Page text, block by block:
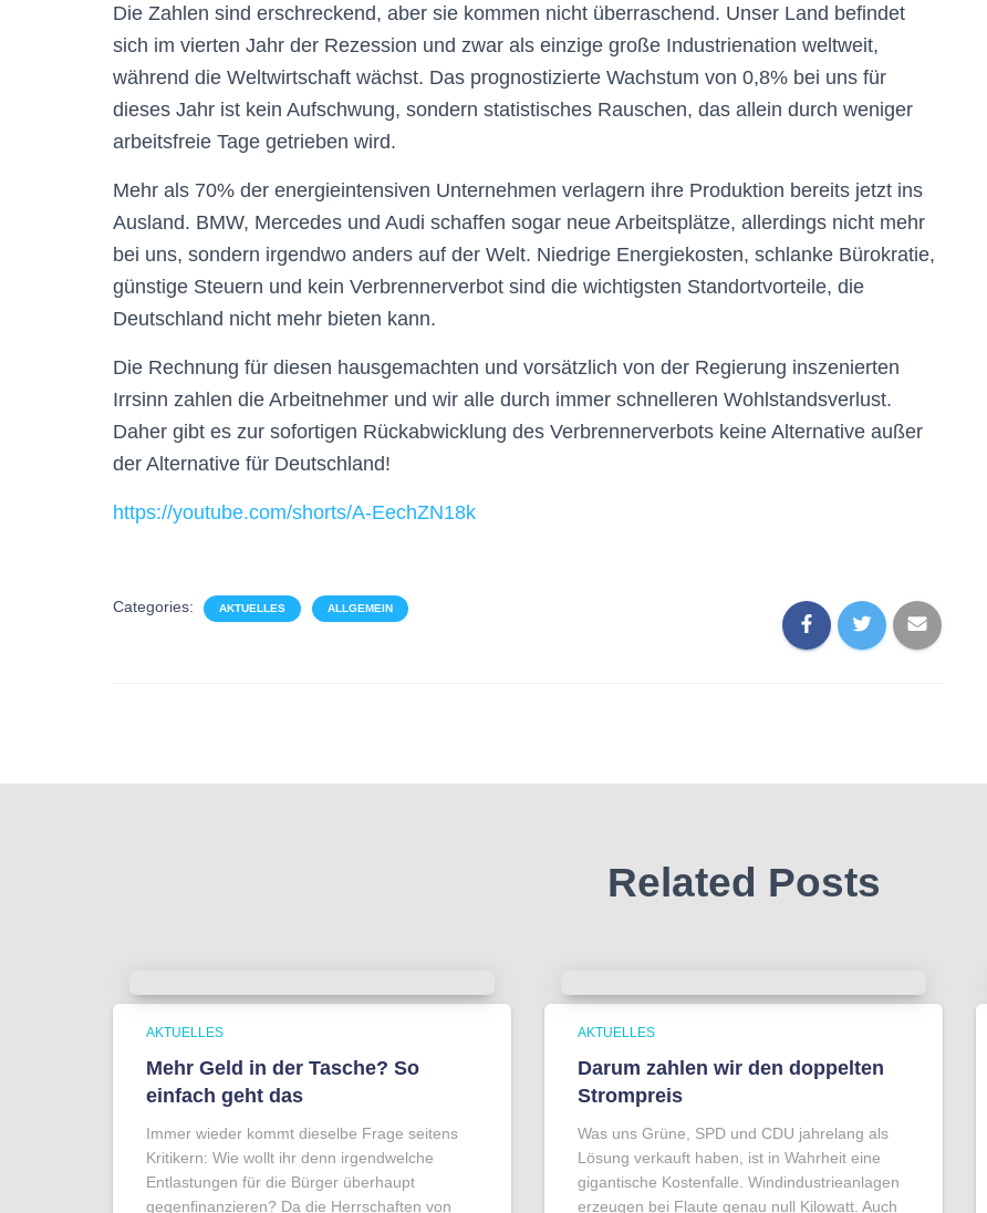
Die Zahlen sind erschreckend, aber sie kommen nicht überraschend. Unser Land befindet
sich im vierten Jahr der Rezession und zwar als einzige große Industrienation weltweit,
während die Weltwirtschaft wächst. Das prognostizierte Wachstum von 0,8% bei uns für
dieses Jahr ist kein Aufschwung, sondern statistisches Rauschen, das allein durch weniger
arbeitsfreie Tage getrieben wird.
Mehr als 70% der energieintensiven Unternehmen verlagern ihre Produktion bereits jetzt ins
Ausland. BMW, Mercedes und Audi schaffen sogar neue Arbeitsplätze, allerdings nicht mehr
bei uns, sondern irgendwo anders auf der Welt. Niedrige Energiekosten, schlanke Bürokratie,
günstige Steuern und kein Verbrennerverbot sind die wichtigsten Standortvorteile, die
Deutschland nicht mehr bieten kann.
Die Rechnung für diesen hausgemachten und vorsätzlich von der Regierung inszenierten
Irrsinn zahlen die Arbeitnehmer und wir alle durch immer schnelleren Wohlstandsverlust.
Daher gibt es zur sofortigen Rückabwicklung des Verbrennerverbots keine Alternative außer
der Alternative für Deutschland!
https://youtube.com/shorts/A-EechZN18k
Categories: AKTUELLES ALLGEMEIN
Related Posts
AKTUELLES
Mehr Geld in der Tasche? So
einfach geht das
Immer wieder kommt dieselbe Frage seitens
Kritikern: Wie wollt ihr denn irgendwelche
Entlastungen für die Bürger überhaupt
gegenfinanzieren? Da die Herrschaften von
AKTUELLES
Darum zahlen wir den doppelten
Strompreis
Was uns Grüne, SPD und CDU jahrelang als
Lösung verkauft haben, ist in Wahrheit eine
gigantische Kostenfalle. Windindustrieanlagen
erzeugen bei Flaute genau null Kilowatt. Auch